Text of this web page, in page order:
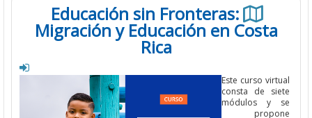
Educación sin Fronteras:
Migración y Educación en Costa
Este curso
consta de
módulos y